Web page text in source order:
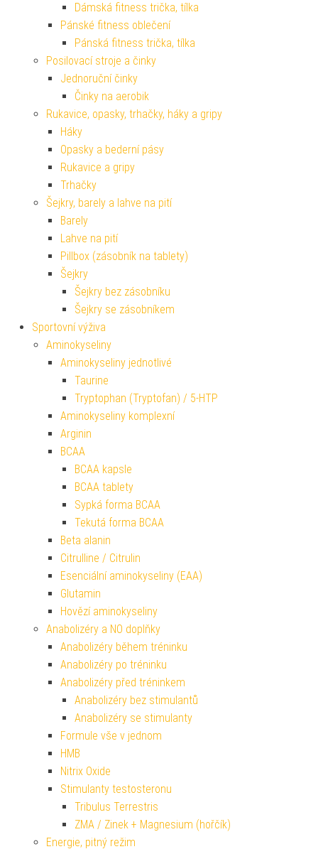
Dámská fitness trička, tílka
Pánské fitness oblečení
Pánská fitness trička, tílka
Posilovací stroje a činky
Jednoruční činky
Činky na aerobik
Rukavice, opasky, trhačky, háky a gripy
Háky
Opasky a bederní pásy
Rukavice a gripy
Trhačky
Šejkry, barely a lahve na pití
Barely
Lahve na pití
Pillbox (zásobník na tablety)
Šejkry
Šejkry bez zásobníku
Šejkry se zásobníkem
Sportovní výživa
Aminokyseliny
Aminokyseliny jednotlivé
Taurine
Tryptophan (Tryptofan) / 5-HTP
Aminokyseliny komplexní
Arginin
BCAA
BCAA kapsle
BCAA tablety
Sypká forma BCAA
Tekutá forma BCAA
Beta alanin
Citrulline / Citrulin
Esenciální aminokyseliny (EAA)
Glutamin
Hovězí aminokyseliny
Anabolizéry a NO doplňky
Anabolizéry během tréninku
Anabolizéry po tréninku
Anabolizéry před tréninkem
Anabolizéry bez stimulantů
Anabolizéry se stimulanty
Formule vše v jednom
HMB
Nitrix Oxide
Stimulanty testosteronu
Tribulus Terrestris
ZMA / Zinek + Magnesium (hořčík)
Energie, pitný režim